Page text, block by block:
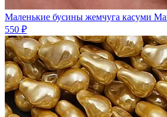
Маленькие бусины жемчуга касуми
550 ₽